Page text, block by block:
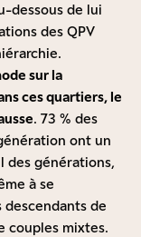
dessous de lui
des QPV
sur la
ces quartiers, le
. 73 % des
ont un
des générations,
à se
descendants de
couples mixtes.